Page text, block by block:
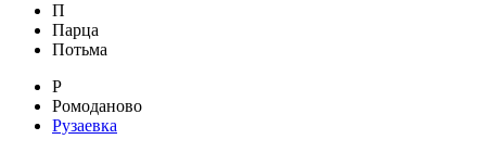
П
Парца
Потьма
Р
Ромоданово
Рузаевка